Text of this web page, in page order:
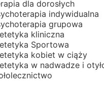
dla dorosłych
indywidualna
grupowa
kliniczna
Sportowa
kobiet w ciąży
w nadwadze i